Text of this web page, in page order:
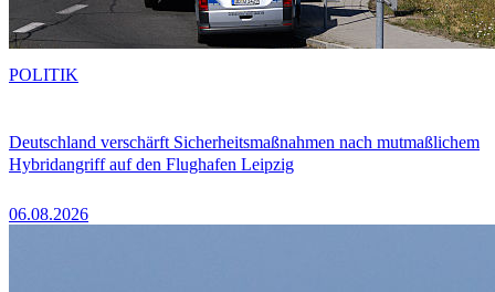
Deutschland verschärft Sicherheitsmaßnahmen nach mutmaßlichem
Hybridangriff auf den Flughafen Leipzig
06.08.2026
POLITIK